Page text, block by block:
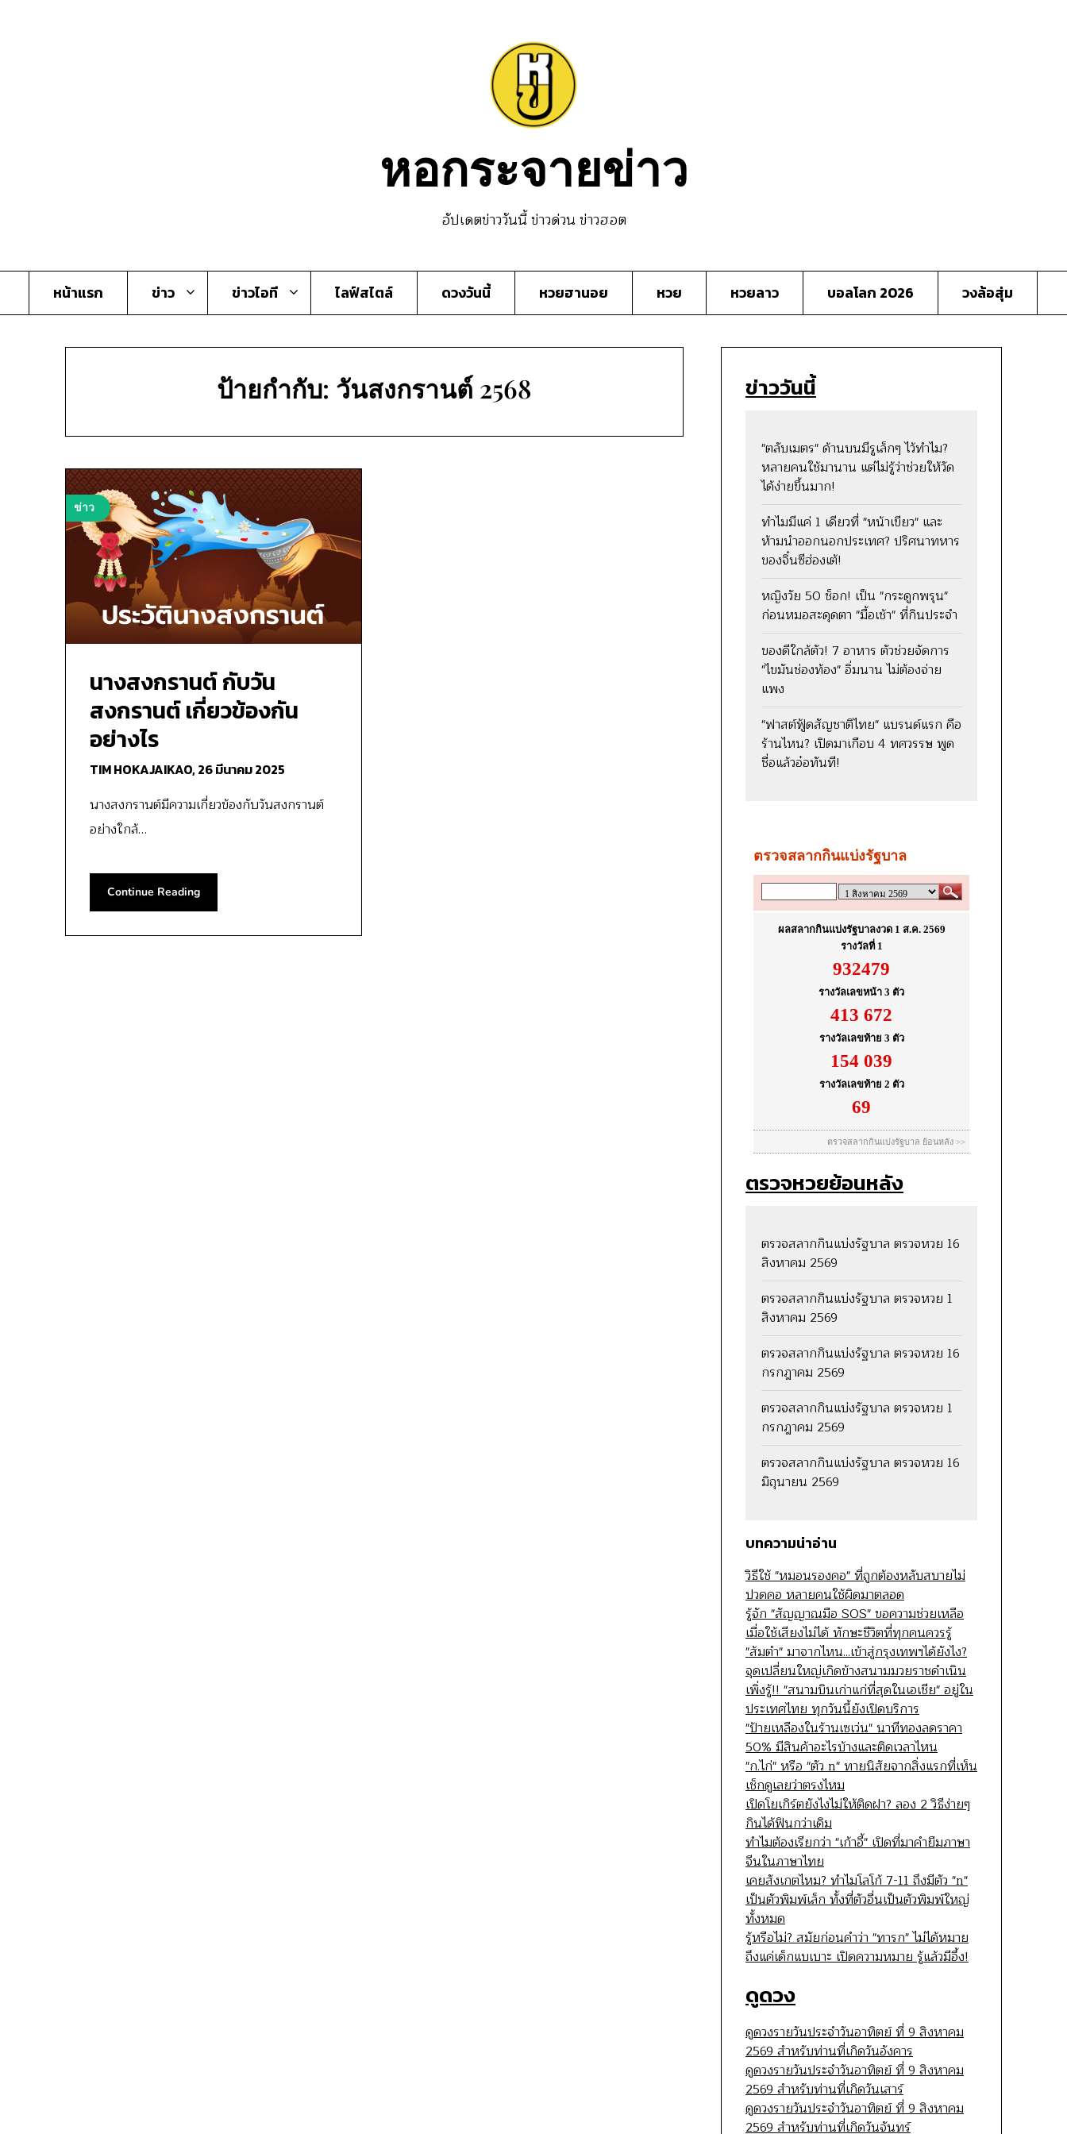
หอกระจายข่าว
อัปเดตข่าววันนี้ ข่าวด่วน ข่าวฮอต
หน้าแรก ข่าว ข่าวไอที ไลฟ์สไตล์ ดวงวันนี้ หวยฮานอย หวย หวยลาว บอลโลก 2026 วงล้อสุ่ม
ป้ายกำกับ: วันสงกรานต์ 2568
ข่าว
นางสงกรานต์ กับวัน
สงกรานต์ เกี่ยวข้องกัน
อย่างไร
TIM HOKAJAIKAO,26 มีนาคม 2025
นางสงกรานต์มีความเกี่ยวข้องกับวันสงกรานต์
อย่างใกล้…
Continue Reading
ข่าววันนี้
"ตลับเมตร" ด้านบนมีรูเล็กๆ ไว้ทำไม?
หลายคนใช้มานาน แต่ไม่รู้ว่าช่วยให้วัด
ได้ง่ายขึ้นมาก!
ทำไมมีแค่ 1 เดียวที่ "หน้าเขียว" และ
ห้ามนำออกนอกประเทศ? ปริศนาทหาร
ของจิ๋นซีฮ่องเต้!
หญิงวัย 50 ช็อก! เป็น "กระดูกพรุน"
ก่อนหมอสะดุดตา "มื้อเช้า" ที่กินประจำ
ของดีใกล้ตัว! 7 อาหาร ตัวช่วยจัดการ
"ไขมันช่องท้อง" อิ่มนาน ไม่ต้องจ่าย
แพง
"ฟาสต์ฟู้ดสัญชาติไทย" แบรนด์แรก คือ
ร้านไหน? เปิดมาเกือบ 4 ทศวรรษ พูด
ชื่อแล้วอ๋อทันที!
ตรวจหวยย้อนหลัง
ตรวจสลากกินแบ่งรัฐบาล ตรวจหวย 16
สิงหาคม 2569
ตรวจสลากกินแบ่งรัฐบาล ตรวจหวย 1
สิงหาคม 2569
ตรวจสลากกินแบ่งรัฐบาล ตรวจหวย 16
กรกฎาคม 2569
ตรวจสลากกินแบ่งรัฐบาล ตรวจหวย 1
กรกฎาคม 2569
ตรวจสลากกินแบ่งรัฐบาล ตรวจหวย 16
มิถุนายน 2569
บทความน่าอ่าน
วิธีใช้ "หมอนรองคอ" ที่ถูกต้องหลับสบายไม่
ปวดคอ หลายคนใช้ผิดมาตลอด
รู้จัก "สัญญาณมือ SOS" ขอความช่วยเหลือ
เมื่อใช้เสียงไม่ได้ ทักษะชีวิตที่ทุกคนควรรู้
"ส้มตำ" มาจากไหน...เข้าสู่กรุงเทพฯได้ยังไง?
จุดเปลี่ยนใหญ่เกิดข้างสนามมวยราชดำเนิน
เพิ่งรู้!! "สนามบินเก่าแก่ที่สุดในเอเชีย" อยู่ใน
ประเทศไทย ทุกวันนี้ยังเปิดบริการ
"ป้ายเหลืองในร้านเซเว่น" นาทีทองลดราคา
50% มีสินค้าอะไรบ้างและติดเวลาไหน
"ก.ไก่" หรือ "ตัว n" ทายนิสัยจากสิ่งแรกที่เห็น
เช็กดูเลยว่าตรงไหม
เปิดโยเกิร์ตยังไงไม่ให้ติดฝา? ลอง 2 วิธีง่ายๆ
กินได้ฟินกว่าเดิม
ทำไมต้องเรียกว่า "เก้าอี้" เปิดที่มาคำยืมภาษา
จีนในภาษาไทย
เคยสังเกตไหม? ทำไมโลโก้ 7-11 ถึงมีตัว "n"
เป็นตัวพิมพ์เล็ก ทั้งที่ตัวอื่นเป็นตัวพิมพ์ใหญ่
ทั้งหมด
รู้หรือไม่? สมัยก่อนคำว่า "ทารก" ไม่ได้หมาย
ถึงแค่เด็กแบเบาะ เปิดความหมาย รู้แล้วมีอึ้ง!
ดูดวง
ดูดวงรายวันประจำวันอาทิตย์ ที่ 9 สิงหาคม
2569 สำหรับท่านที่เกิดวันอังคาร
ดูดวงรายวันประจำวันอาทิตย์ ที่ 9 สิงหาคม
2569 สำหรับท่านที่เกิดวันเสาร์
ดูดวงรายวันประจำวันอาทิตย์ ที่ 9 สิงหาคม
2569 สำหรับท่านที่เกิดวันจันทร์